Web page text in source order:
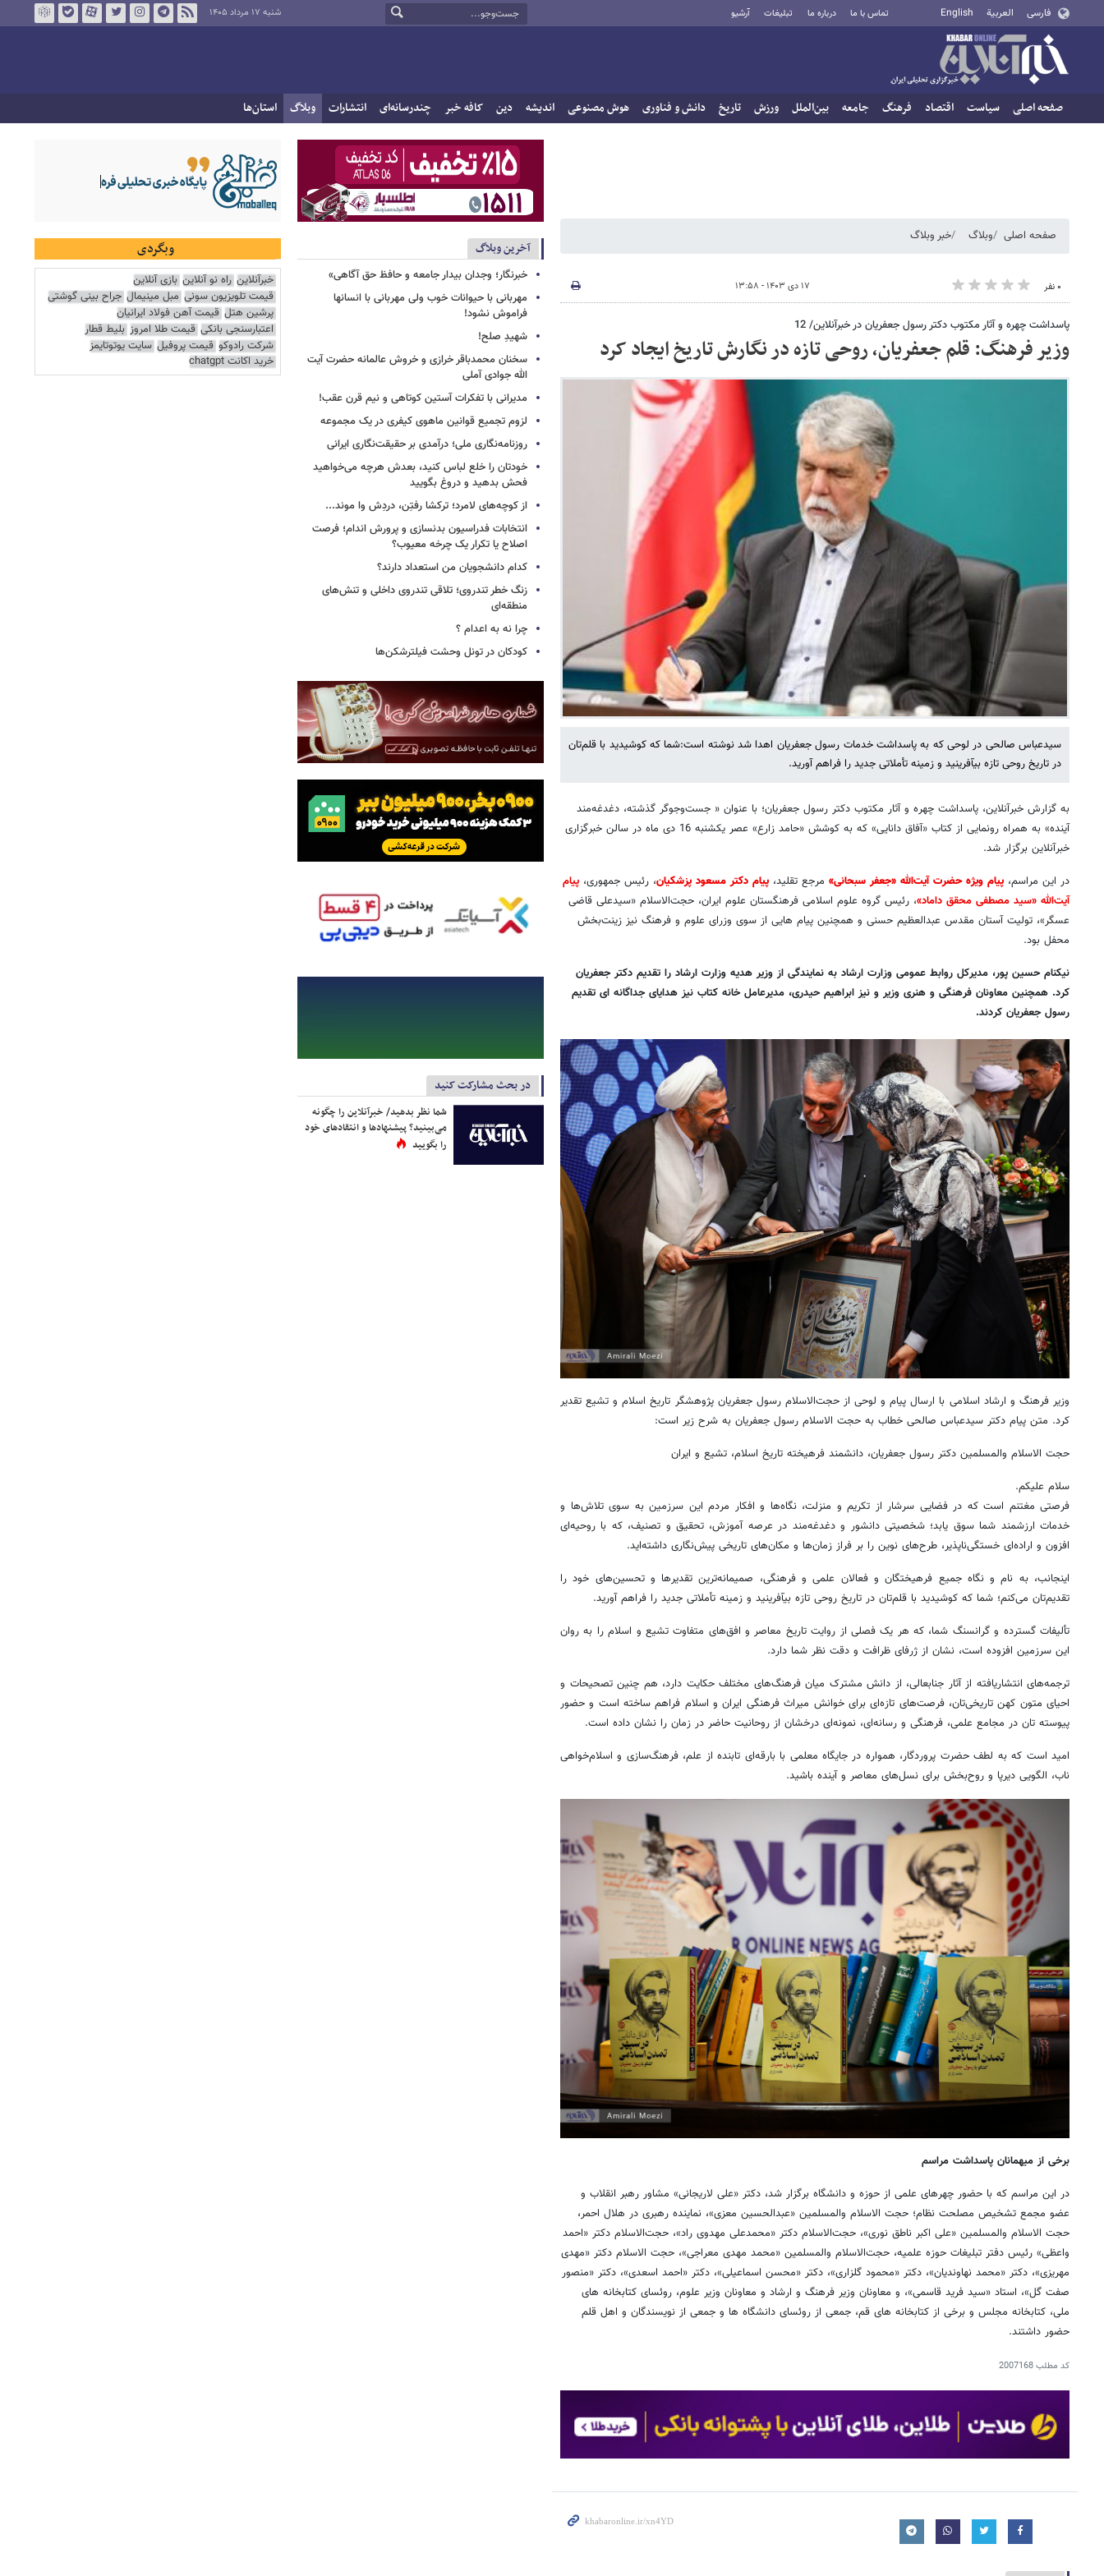
فارسی العربية English تماس با ما درباره ما تبلیغات آرشیو شنبه ۱۷ مرداد ۱۴۰۵
صفحه اصلی سیاست اقتصاد فرهنگ جامعه بین‌الملل ورزش تاریخ دانش و فناوری هوش مصنوعی اندیشه دین کافه خبر چندرسانه‌ای انتشارات وبلاگ استان‌ها
صفحه اصلی وبلاگ خبر وبلاگ
۰ نفر ۱۷ دی ۱۴۰۳ - ۱۳:۵۸
پاسداشت چهره و آثار مکتوب دکتر رسول جعفریان در خبرآنلاین/ 12
وزیر فرهنگ: قلم جعفریان، روحی تازه در نگارش تاریخ ایجاد کرد
سیدعباس صالحی در لوحی که به پاسداشت خدمات رسول جعفریان اهدا شد نوشته است:شما که کوشیدید با قلم‌تان
در تاریخ روحی تازه بیآفرینید و زمینه تأملاتی جدید را فراهم آورید.
به گزارش خبرآنلاین، پاسداشت چهره و آثار مکتوب دکتر رسول جعفریان؛ با عنوان « جست‌وجوگر گذشته، دغدغه‌مند
آینده» به همراه رونمایی از کتاب «آفاق دانایی» که به کوشش «حامد زارع» عصر یکشنبه 16 دی ماه در سالن خبرگزاری
خبرآنلاین برگزار شد.
در این مراسم، پیام‌ ویژه حضرت آیت‌الله‌ «جعفر سبحانی» مرجع تقلید، پیام دکتر مسعود پزشکیان، رئیس جمهوری، پیام
آیت‌الله «سید مصطفی محقق داماد»، رئیس گروه علوم اسلامی فرهنگستان علوم ایران، حجت‌الاسلام «سیدعلی قاضی
عسگر»، تولیت آستان مقدس عبدالعظیم حسنی و همچنین پیام هایی از سوی وزرای علوم و فرهنگ نیز زینت‌بخش
محفل بود.
نیکنام حسین پور، مدیرکل روابط عمومی وزارت ارشاد به نمایندگی از وزیر هدیه وزارت ارشاد را تقدیم دکتر جعفریان
کرد. همچنین معاونان فرهنگی و هنری وزیر و نیز ابراهیم حیدری، مدیرعامل خانه کتاب نیز هدایای جداگانه ای تقدیم
رسول جعفریان کردند.
وزیر فرهنگ و ارشاد اسلامی با ارسال پیام و لوحی از حجت‌الاسلام رسول جعفریان پژوهشگر تاریخ اسلام و تشیع تقدیر
کرد. متن پیام دکتر سیدعباس صالحی خطاب به حجت الاسلام رسول جعفریان به شرح زیر است:
حجت الاسلام والمسلمین دکتر رسول جعفریان، دانشمند فرهیخته تاریخ اسلام، تشیع و ایران
سلام علیکم.
فرصتی مغتنم است که در فضایی سرشار از تکریم و منزلت، نگاه‌ها و افکار مردم این سرزمین به سوی تلاش‌ها و
خدمات ارزشمند شما سوق یابد؛ شخصیتی دانشور و دغدغه‌مند در عرصه آموزش، تحقیق و تصنیف، که با روحیه‌ای
افزون و اراده‌ای خستگی‌ناپذیر، طرح‌های نوین را بر فراز زمان‌ها و مکان‌های تاریخی پیش‌نگاری داشته‌اید.
اینجانب، به نام و نگاه جمیع فرهیختگان و فعالان علمی و فرهنگی، صمیمانه‌ترین تقدیرها و تحسین‌های خود را
تقدیم‌تان می‌کنم؛ شما که کوشیدید با قلم‌تان در تاریخ روحی تازه بیآفرینید و زمینه تأملاتی جدید را فراهم آورید.
تألیفات گسترده و گرانسنگ شما، که هر یک فصلی از روایت تاریخ معاصر و افق‌های متفاوت تشیع و اسلام را به روان
این سرزمین افزوده است، نشان از ژرفای ظرافت و دقت نظر شما دارد.
ترجمه‌های انتشاریافته از آثار جنابعالی، از دانش مشترک میان فرهنگ‌های مختلف حکایت دارد، هم چنین تصحیحات و
احیای متون کهن تاریخی‌تان، فرصت‌های تازه‌ای برای خوانش میراث فرهنگی ایران و اسلام فراهم ساخته است و حضور
پیوسته تان در مجامع علمی، فرهنگی و رسانه‌ای، نمونه‌ای درخشان از روحانیت حاضر در زمان را نشان داده است.
امید است که به لطف حضرت پروردگار، همواره در جایگاه معلمی با بارقه‌ای تابنده از علم، فرهنگ‌سازی و اسلام‌خواهی
ناب، الگویی دیرپا و روح‌بخش برای نسل‌های معاصر و آینده باشید.
برخی از میهمانان پاسداشت مراسم
در این مراسم که با حضور چهرهای علمی از حوزه و دانشگاه برگزار شد، دکتر «علی لاریجانی» مشاور رهبر انقلاب و
عضو مجمع تشخیص مصلحت نظام؛ حجت الاسلام والمسلمین «عبدالحسین معزی»، نماینده رهبری در هلال احمر،
حجت الاسلام والمسلمین «علی اکبر ناطق نوری»، حجت‌الاسلام دکتر «محمدعلی مهدوی راد»، حجت‌الاسلام دکتر «احمد
واعظی» رئیس دفتر تبلیغات حوزه علمیه، حجت‌الاسلام والمسلمین «محمد مهدی معراجی»، حجت الاسلام دکتر «مهدی
مهریزی»، دکتر «محمد نهاوندیان»، دکتر «محمود گلزاری»، دکتر «محسن اسماعیلی»، دکتر «احمد اسعدی»، دکتر «منصور
صفت گل»، استاد «سید فرید قاسمی»، و معاونان وزیر فرهنگ و ارشاد و معاونان وزیر علوم، روئسای کتابخانه های
ملی، کتابخانه مجلس و برخی از کتابخانه های قم، جمعی از روئسای دانشگاه ها و جمعی از نویسندگان و اهل قلم
حضور داشتند.
کد مطلب2007168
آخرین وبلاگ
خبرنگار؛ وجدان بیدار جامعه و حافظ حق آگاهی»
مهربانی با حیوانات خوب ولی مهربانی با انسانها
فراموش نشود!
شهیدِ صلح!
سخنان محمدباقر خرازی و خروش عالمانه حضرت آیت
الله جوادی آملی
مدیرانی با تفکرات آستین کوتاهی و نیم قرن عقب!
لزوم تجمیع قوانین ماهوی کیفری در یک مجموعه
روزنامه‌نگاری ملی؛ درآمدی بر حقیقت‌نگاری ایرانی
خودتان را خلع لباس کنید، بعدش هرچه می‌خواهید
فحش بدهید و دروغ بگویید
از کوچه‌های لامرد؛ ترکشا رفتِن، دردِش وا موند...
انتخابات فدراسیون بدنسازی و پرورش اندام؛ فرصت
اصلاح یا تکرار یک چرخه معیوب؟
کدام دانشجویان من استعداد دارند؟
زنگ خطر تندروی؛ تلاقی تندروی داخلی و تنش‌های
منطقه‌ای
چرا نه به اعدام ؟
کودکان در تونل وحشت فیلترشکن‌ها
در بحث مشارکت کنید
شما نظر بدهید/ خبرآنلاین را چگونه
می‌بینید؟ پیشنهادها و انتقادهای خود
را بگویید
وبگردی
خبرآنلاین راه نو آنلاین بازی آنلاین
قیمت تلویزیون سونی مبل مینیمال جراح بینی گوشتی
پرشین هتل قیمت آهن فولاد ایرانیان
اعتبارسنجی بانکی قیمت طلا امروز بلیط قطار
شرکت رادوکو قیمت پروفیل سایت یوتوتایمز
خرید اکانت chatgpt